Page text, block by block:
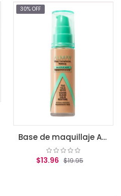
Base de maquillaje Almay Clear Complexion True beige
$19.95